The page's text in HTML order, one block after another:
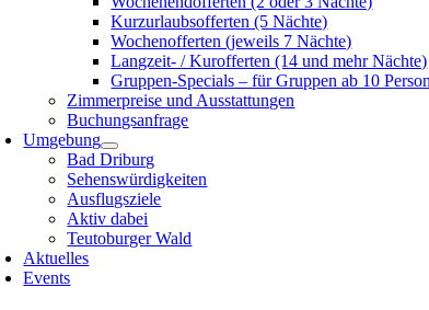
Kurzurlaubsofferten (5 Nächte)
Wochenofferten (jeweils 7 Nächte)
Langzeit- / Kurofferten (14 und mehr Nächte)
Gruppen-Specials – für Gruppen ab 10
Zimmerpreise und Ausstattungen
Buchungsanfrage
Umgebung
Bad Driburg
Sehenswürdigkeiten
Ausflugsziele
Aktiv dabei
Teutoburger Wald
Aktuelles
Events